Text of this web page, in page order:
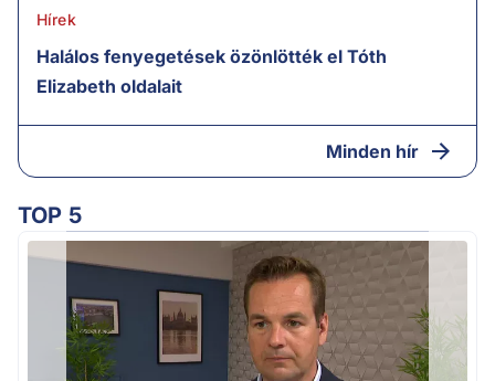
Hírek
Halálos fenyegetések özönlötték el Tóth
Elizabeth oldalait
Minden hír
TOP 5